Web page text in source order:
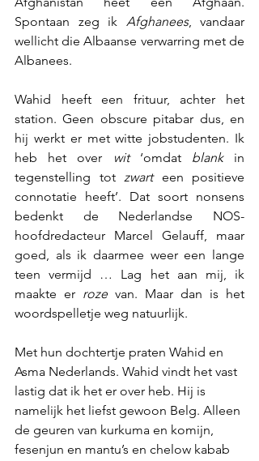
Spontaan zeg ik Afghanees, vandaar
wellicht die Albaanse verwarring met de
Albanees.
Wahid heeft een frituur, achter het
station. Geen obscure pitabar dus, en
hij werkt er met witte jobstudenten. Ik
heb het over
wit ‘omdat blank in
tegenstelling tot zwart een positieve
connotatie heeft’. Dat soort nonsens
bedenkt de Nederlandse NOS-
hoofdredacteur Marcel Gelauff, maar
goed, als ik daarmee weer een lange
teen vermijd … Lag het aan mij, ik
maakte er roze van. Maar dan is het
woordspelletje weg natuurlijk.
Met hun dochtertje praten Wahid en
Asma Nederlands. Wahid vindt het vast
lastig dat ik het er over heb. Hij is
namelijk het liefst gewoon Belg. Alleen
de geuren van kurkuma en komijn,
fesenjun en mantu’s en chelow kabab